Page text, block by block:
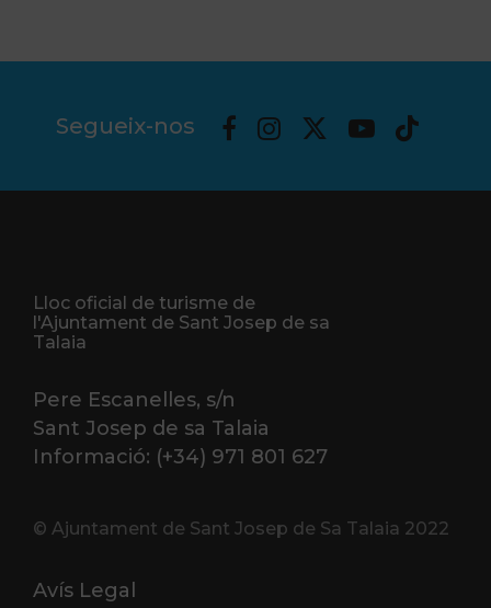
Segueix-nos
Lloc oficial de turisme de
l'Ajuntament de Sant Josep de sa
Talaia
Pere Escanelles, s/n
Sant Josep de sa Talaia
Informació: (+34) 971 801 627
© Ajuntament de Sant Josep de Sa Talaia 2022
Avís Legal